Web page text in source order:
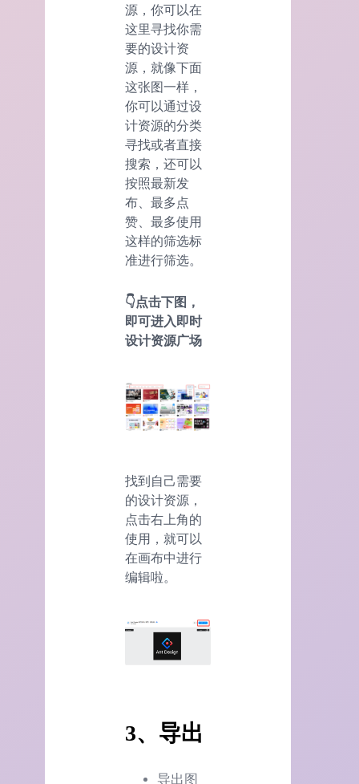
源，你可以在
这里寻找你需
要的设计资
源，就像下面
这张图一样，
你可以通过设
计资源的分类
寻找或者直接
搜索，还可以
按照最新发
布、最多点
赞、最多使用
这样的筛选标
准进行筛选。
👇点击下图，
即可进入即时
设计资源广场
找到自己需要
的设计资源，
点击右上角的
使用，就可以
在画布中进行
编辑啦。
3、导出
导出图